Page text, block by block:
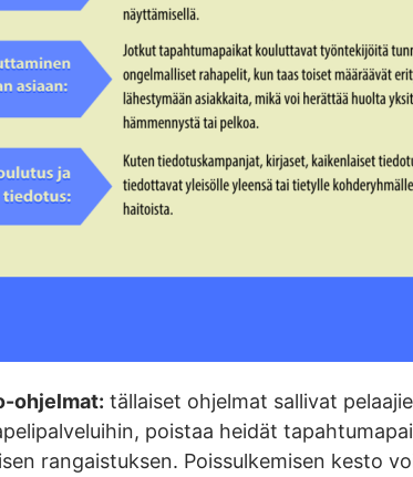
ohjelmat: tällaiset ohjelmat sallivat
poistaa heidät
rangaistuksen. Poissulkemisen kesto